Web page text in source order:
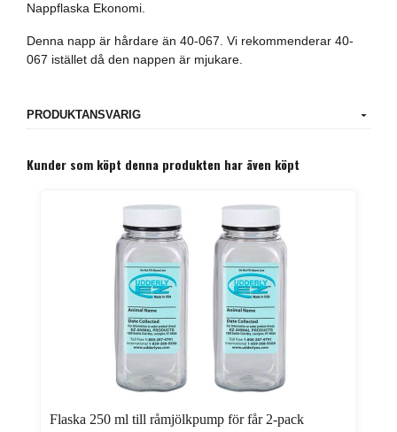
Nappflaska Ekonomi.
Denna napp är hårdare än 40-067. Vi rekommenderar 40-
067 istället då den nappen är mjukare.
PRODUKTANSVARIG
Kunder som köpt denna produkten har även köpt
Flaska 250 ml till råmjölkpump för får 2-pack